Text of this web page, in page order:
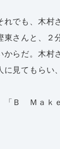
でも、木村
さんと、２
らだ。木村
見てもらい
「Ｂ Ｍａｋ